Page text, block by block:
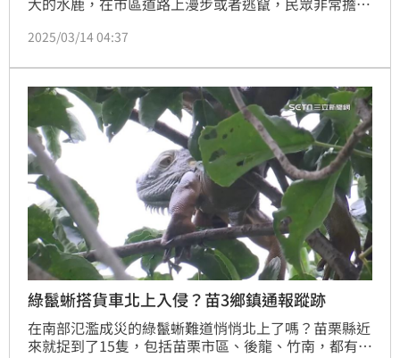
說應該是從附近的八卦山上跑下來的，但在市區是第一
2025/03/14 04:37
綠鬣蜥搭貨車北上入侵？苗3鄉鎮通報蹤跡
在南部氾濫成災的綠鬣蜥難道悄悄北上了嗎？苗栗縣近
來就捉到了15隻，包括苗栗市區、後龍、竹南，都有綠